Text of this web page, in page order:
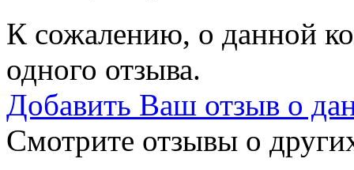
К сожалению, о данной
одного отзыва.
Добавить Ваш отзыв о
Смотрите отзывы о